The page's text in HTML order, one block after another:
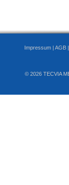
Impressum | AGB
© 2026 TECVIA